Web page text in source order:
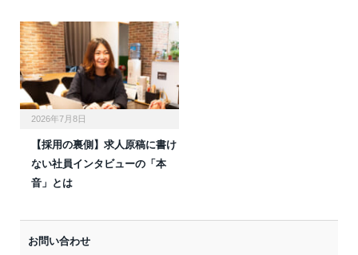
2026年7月8日
【採用の裏側】求人原稿に書け
ない社員インタビューの「本
音」とは
お問い合わせ